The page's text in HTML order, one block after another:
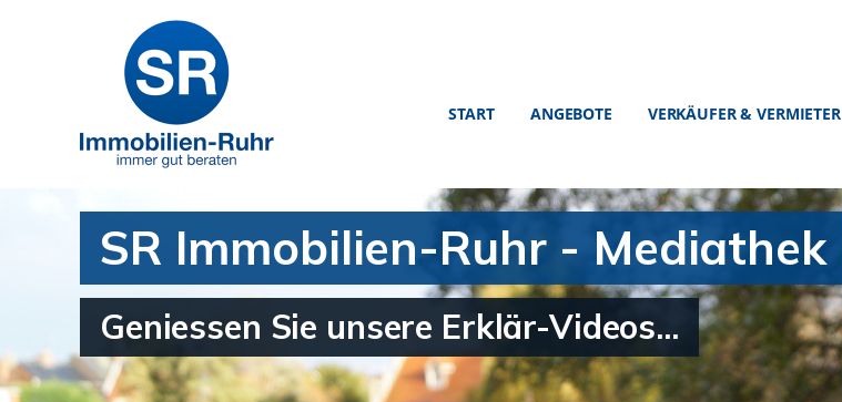
START ANGEBOTE VERKÄUFER & VERMIETER
SR Immobilien-Ruhr - Mediathek
Geniessen Sie unsere Erklär-Videos...